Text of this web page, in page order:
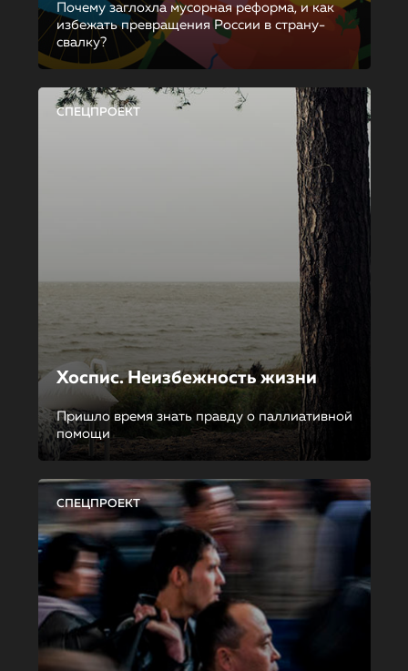
Почему заглохла мусорная реформа, и как
избежать превращения России в страну-
свалку?
СПЕЦПРОЕКТ
Хоспис. Неизбежность жизни
Пришло время знать правду о паллиативной
помощи
СПЕЦПРОЕКТ